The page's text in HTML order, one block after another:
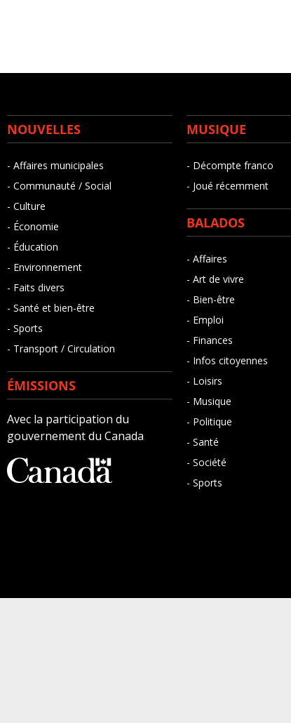
NOUVELLES
- Affaires municipales
- Communauté / Social
- Culture
- Économie
- Éducation
- Environnement
- Faits divers
- Santé et bien-être
- Sports
- Transport / Circulation
ÉMISSIONS
Avec la participation du
gouvernement du Canada
MUSIQUE
- Décompte franco
- Joué récemment
BALADOS
- Affaires
- Art de vivre
- Bien-être
- Emploi
- Finances
- Infos citoyennes
- Loisirs
- Musique
- Politique
- Santé
- Société
- Sports